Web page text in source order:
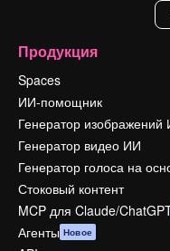
Продукция
Spaces
ИИ-помощник
Генератор изображений
Генератор видео ИИ
Генератор голоса на
Стоковый контент
MCP для Claude/
Агенты Новое